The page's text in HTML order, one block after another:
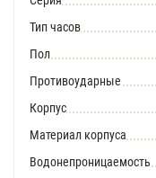
Тип часов
Пол
Противоударные
Корпус
Материал корпуса
Водонепроницаемость